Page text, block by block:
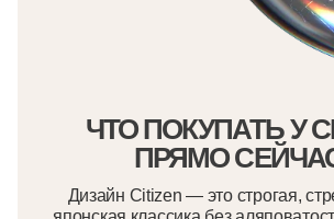
Citizen
ЧТО ПОКУПАТЬ У
ПРЯМО
Дизайн Citizen — это строгая,